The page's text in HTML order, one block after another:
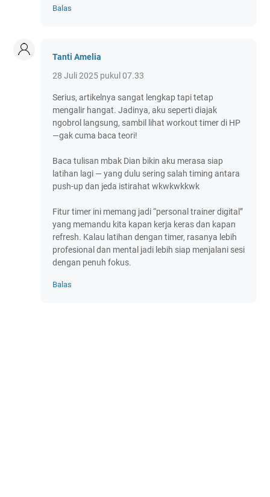
Balas
Tanti Amelia
28 Juli 2025 pukul 07.33
Serius, artikelnya sangat lengkap tapi tetap
mengalir hangat. Jadinya, aku seperti diajak
ngobrol langsung, sambil lihat workout timer di HP
—gak cuma baca teori!
Baca tulisan mbak Dian bikin aku merasa siap
latihan lagi — yang dulu sering salah timing antara
push-up dan jeda istirahat wkwkwkkwk
Fitur timer ini memang jadi “personal trainer digital”
yang memandu kita kapan kerja keras dan kapan
refresh. Kalau latihan dengan timer, rasanya lebih
profesional dan mental jadi lebih siap menjalani sesi
dengan penuh fokus.
Balas